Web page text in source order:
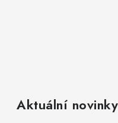
Aktuální